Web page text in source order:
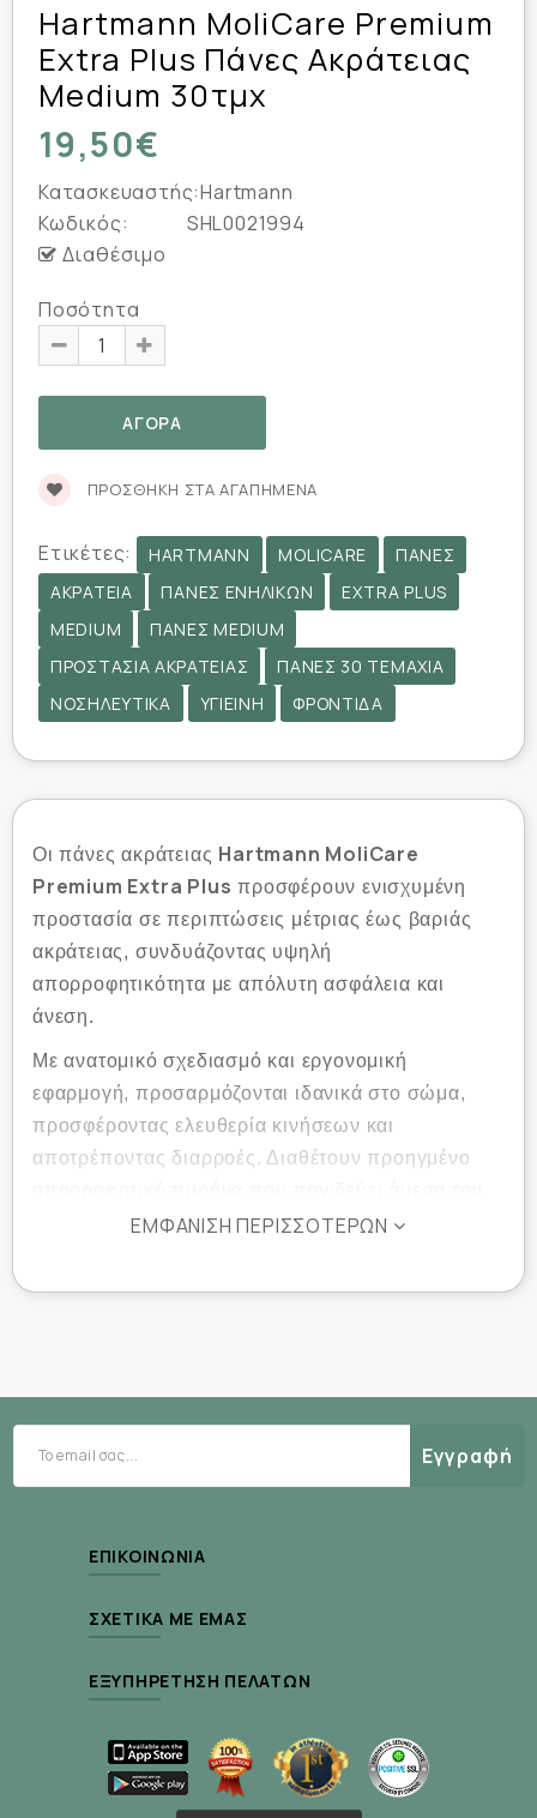
Hartmann MoliCare Premium
Extra Plus Πάνες Ακράτειας
Medium 30τμχ
19,50€
Κατασκευαστής:Hartmann
Κωδικός:
SHL0021994
Διαθέσιμο
Ποσότητα
ΠΡΟΣΘΉΚΗ ΣΤΑ ΑΓΑΠΗΜΈΝΑ
Ετικέτες: HARTMANN MOLICARE
ΠΆΝΕΣ
ΑΚΡΆΤΕΙΑ
ΠΆΝΕΣ ΕΝΗΛΊΚΩΝ
EXTRA PLUS
MEDIUM
ΠΆΝΕΣ MEDIUM
ΠΡΟΣΤΑΣΊΑ ΑΚΡΆΤΕΙΑΣ
ΠΆΝΕΣ 30 ΤΕΜΆΧΙΑ
ΝΟΣΗΛΕΥΤΙΚΆ
ΥΓΙΕΙΝΉ ΦΡΟΝΤΊΔΑ
Οι πάνες ακράτειας Hartmann MoliCare
Premium Extra Plus προσφέρουν ενισχυμένη
προστασία σε περιπτώσεις μέτριας έως βαριάς
ακράτειας, συνδυάζοντας υψηλή
απορροφητικότητα με απόλυτη ασφάλεια και
άνεση.
Με ανατομικό σχεδιασμό και εργονομική
εφαρμογή, προσαρμόζονται ιδανικά στο σώμα,
προσφέροντας ελευθερία κινήσεων και
αποτρέποντας διαρροές. Διαθέτουν προηγμένο
υγρασία και εξουδετερώνει τις οσμές, ενώ το
υγιές.
αξιόπιστη επιλογή για άτομα με ακράτεια, με
περιορισμένη ή και πλήρη ακινησία.
Μέγεθος:Medium
Ανατομική εφαρμογή με ελαστικά πλαϊνά και
αυτοκόλλητες ταινίες
ΕΜΦΆΝΙΣΗ ΠΕΡΙΣΣΌΤΕΡΩΝ
Εγγραφή
ΕΠΙΚΟΙΝΩΝΊΑ
ΣΧΕΤΙΚΆ ΜΕ ΕΜΆΣ
ΕΞΥΠΗΡΈΤΗΣΗ ΠΕΛΑΤΏΝ